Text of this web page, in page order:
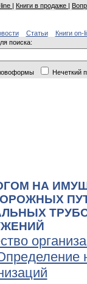
| Книги в продаже |
Статьи
Книги on-
поиска:
Нечеткий
НА